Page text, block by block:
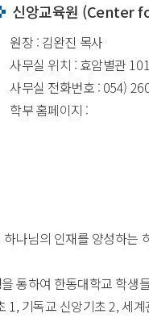
신앙교육원 (Center
원장 : 김완진 목사
사무실 위치 : 효암별관
사무실 전화번호 : 054)
학부 홈페이지 :
나님의 인재를 양성하
통하여 한동대학교 학
기독교 신앙기초 2, 세